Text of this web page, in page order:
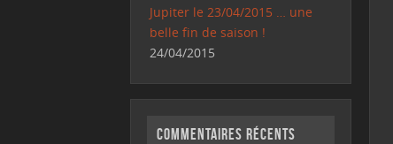
Jupiter le 23/04/2015 … une
belle fin de saison !
24/04/2015
Commentaires récents